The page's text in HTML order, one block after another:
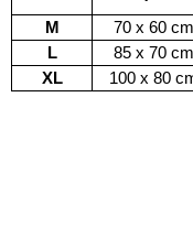
M
70 x 60 cm
L
85 x 70 cm
XL
100 x 80